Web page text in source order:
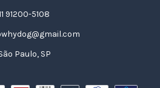
91200-5108
Paulo, SP